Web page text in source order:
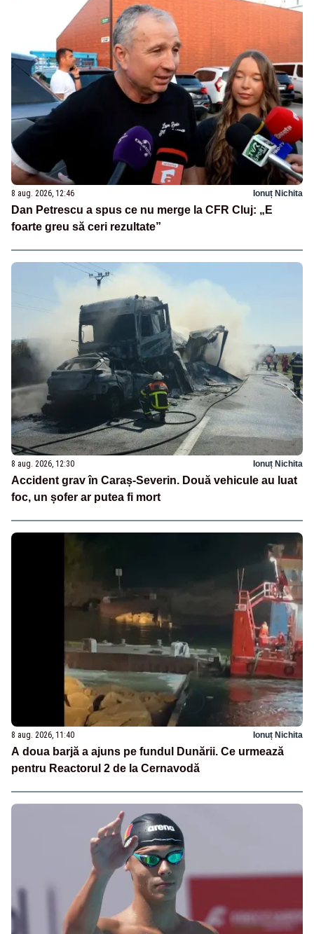
8 aug. 2026, 12:46 Ionuț Nichita
Dan Petrescu a spus ce nu merge la CFR Cluj: „E
foarte greu să ceri rezultate”
8 aug. 2026, 12:30 Ionuț Nichita
Accident grav în Caraș-Severin. Două vehicule au luat
foc, un șofer ar putea fi mort
8 aug. 2026, 11:40 Ionuț Nichita
A doua barjă a ajuns pe fundul Dunării. Ce urmează
pentru Reactorul 2 de la Cernavodă